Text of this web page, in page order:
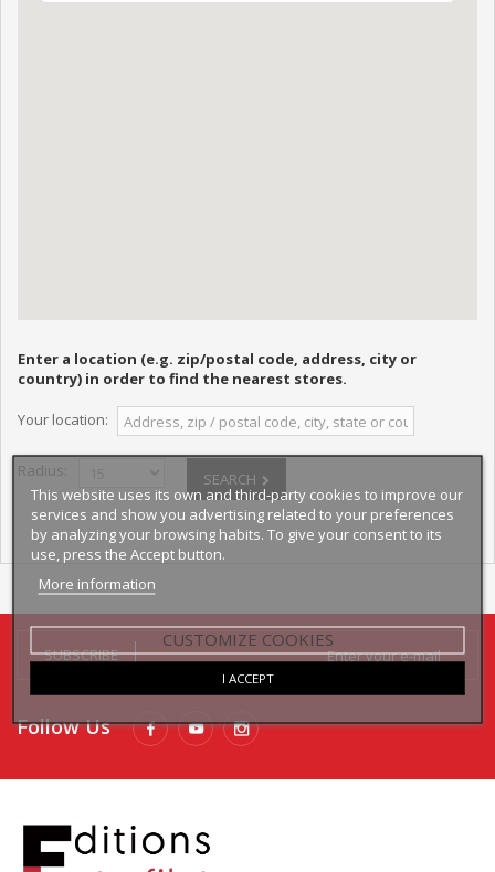
Enter a location (e.g. zip/postal code, address, city or
country) in order to find the nearest stores.
Your location:
Radius: SEARCH
This website uses its own and third-party cookies to improve our
services and show you advertising related to your preferences
by analyzing your browsing habits. To give your consent to its
use, press the Accept button.
More information
CUSTOMIZE COOKIES
I ACCEPT
SUBSCRIBE
Follow Us